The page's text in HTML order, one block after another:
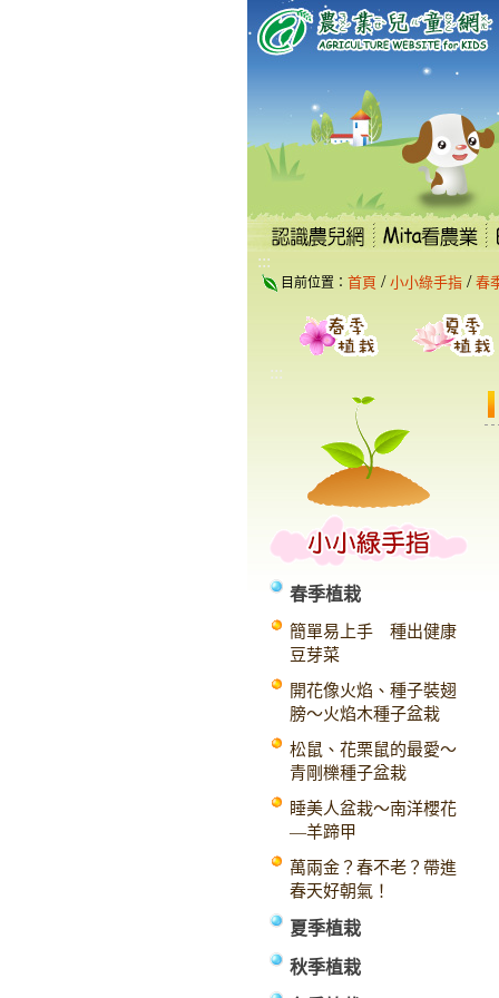
到
容
:::
目前位置： 首頁 / 小小綠手指 / 春
:::
春季植栽
簡單易上手 種出健康
豆芽菜
開花像火焰、種子裝翅
膀～火焰木種子盆栽
松鼠、花栗鼠的最愛～
青剛櫟種子盆栽
睡美人盆栽～南洋櫻花
—羊蹄甲
萬兩金？春不老？帶進
春天好朝氣！
夏季植栽
秋季植栽